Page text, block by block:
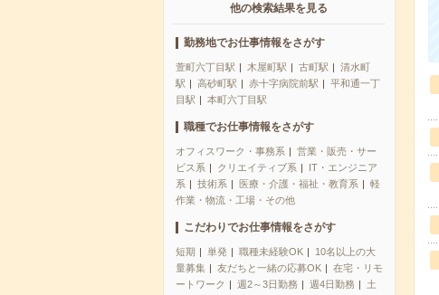
他の検索結果を見る
勤務地でお仕事情報をさがす
萱町六丁目駅 木屋町駅 古町駅
清水町
駅
高砂町駅 赤十字病院前駅
平和通一丁
目駅
本町六丁目駅
職種でお仕事情報をさがす
オフィスワーク・事務系
営業・販売・サー
ビス系
クリエイティブ系
IT・エンジニア
系
技術系 医療・介護・福祉・教育系
軽
作業・物流・工場・その他
こだわりでお仕事情報をさがす
短期 単発 職種未経験OK
10名以上の大
量募集
友だちと一緒の応募OK
在宅・リモ
ートワーク
週2～3日勤務 週4日勤務
土